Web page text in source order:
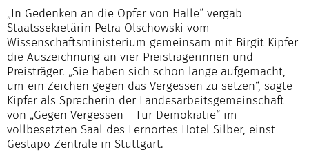
„In Gedenken an die Opfer von Halle“ vergab
Staatssekretärin Petra Olschowski vom
Wissenschaftsministerium gemeinsam mit Birgit Kipfer
die Auszeichnung an vier Preisträgerinnen und
Preisträger. „Sie haben sich schon lange aufgemacht,
um ein Zeichen gegen das Vergessen zu setzen“, sagte
Kipfer als Sprecherin der Landesarbeitsgemeinschaft
von „Gegen Vergessen – Für Demokratie“ im
vollbesetzten Saal des Lernortes Hotel Silber, einst
Gestapo-Zentrale in Stuttgart.